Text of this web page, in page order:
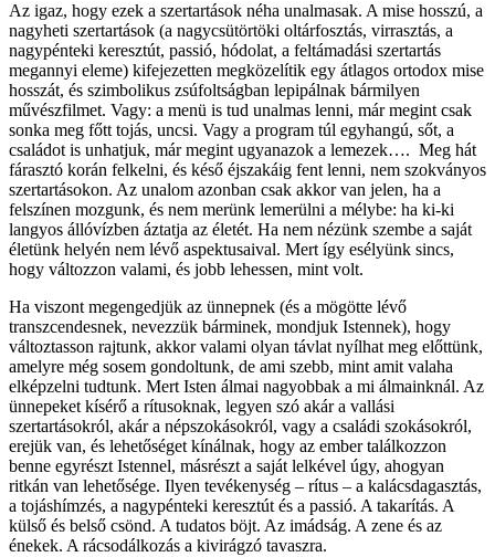
Az igaz, hogy ezek a szertartások néha unalmasak. A mise hosszú, a
nagyheti szertartások (a nagycsütörtöki oltárfosztás, virrasztás, a
nagypénteki keresztút, passió, hódolat, a feltámadási szertartás
megannyi eleme) kifejezetten megközelítik egy átlagos ortodox mise
hosszát, és szimbolikus zsúfoltságban lepipálnak bármilyen
művészfilmet. Vagy: a menü is tud unalmas lenni, már megint csak
sonka meg főtt tojás, uncsi. Vagy a program túl egyhangú, sőt, a
családot is unhatjuk, már megint ugyanazok a lemezek…. Meg hát
fárasztó korán felkelni, és késő éjszakáig fent lenni, nem szokványos
szertartásokon. Az unalom azonban csak akkor van jelen, ha a
felszínen mozgunk, és nem merünk lemerülni a mélybe: ha ki-ki
langyos állóvízben áztatja az életét. Ha nem nézünk szembe a saját
életünk helyén nem lévő aspektusaival. Mert így esélyünk sincs,
hogy változzon valami, és jobb lehessen, mint volt.
Ha viszont megengedjük az ünnepnek (és a mögötte lévő
transzcendesnek, nevezzük bárminek, mondjuk Istennek), hogy
változtasson rajtunk, akkor valami olyan távlat nyílhat meg előttünk,
amelyre még sosem gondoltunk, de ami szebb, mint amit valaha
elképzelni tudtunk. Mert Isten álmai nagyobbak a mi álmainknál. Az
ünnepeket kísérő a rítusoknak, legyen szó akár a vallási
szertartásokról, akár a népszokásokról, vagy a családi szokásokról,
erejük van, és lehetőséget kínálnak, hogy az ember találkozzon
benne egyrészt Istennel, másrészt a saját lelkével úgy, ahogyan
ritkán van lehetősége. Ilyen tevékenység – rítus – a kalácsdagasztás,
a tojáshímzés, a nagypénteki keresztút és a passió. A takarítás. A
külső és belső csönd. A tudatos böjt. Az imádság. A zene és az
énekek. A rácsodálkozás a kivirágzó tavaszra.